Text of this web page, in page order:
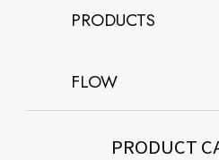
PRODUCTS
FLOW
PRODUCT